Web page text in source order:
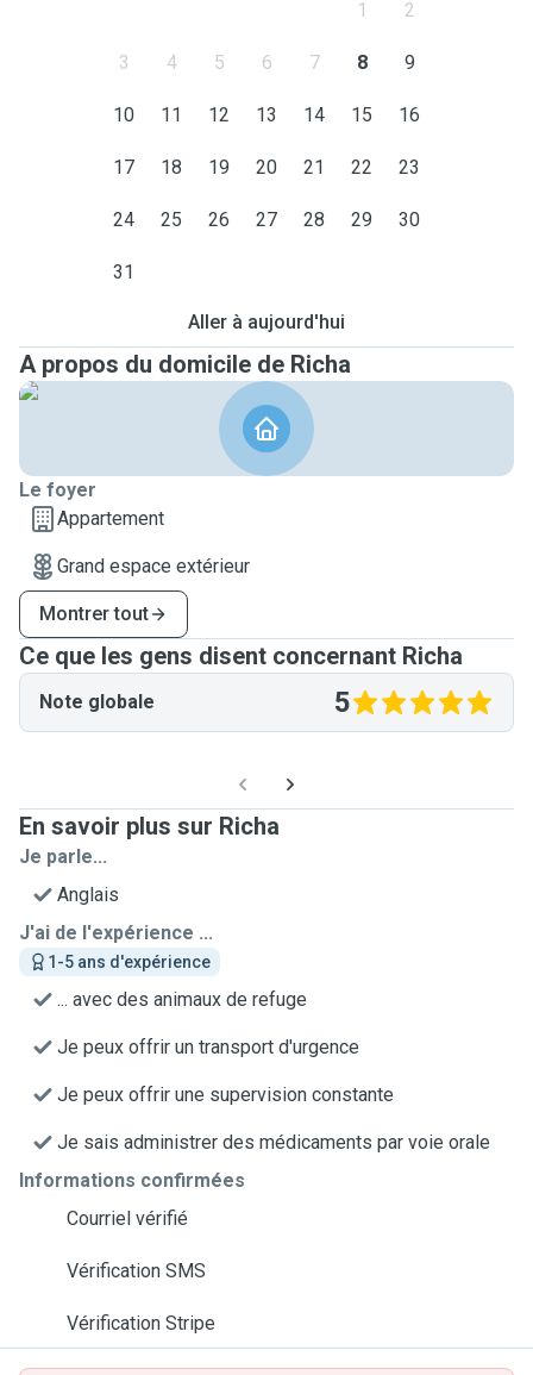
1 2
3 4 5 6 7 8 9
10 11 12 13 14 15 16
17 18 19 20 21 22 23
24 25 26 27 28 29 30
31
Aller à aujourd'hui
A propos du domicile de Richa
Le foyer
Appartement
Grand espace extérieur
Montrer tout
Ce que les gens disent concernant Richa
Note globale 5
En savoir plus sur Richa
Je parle...
Anglais
J'ai de l'expérience ...
1-5 ans d'expérience
... avec des animaux de refuge
Je peux offrir un transport d'urgence
Je peux offrir une supervision constante
Je sais administrer des médicaments par voie orale
Informations confirmées
Courriel vérifié
Vérification SMS
Vérification Stripe